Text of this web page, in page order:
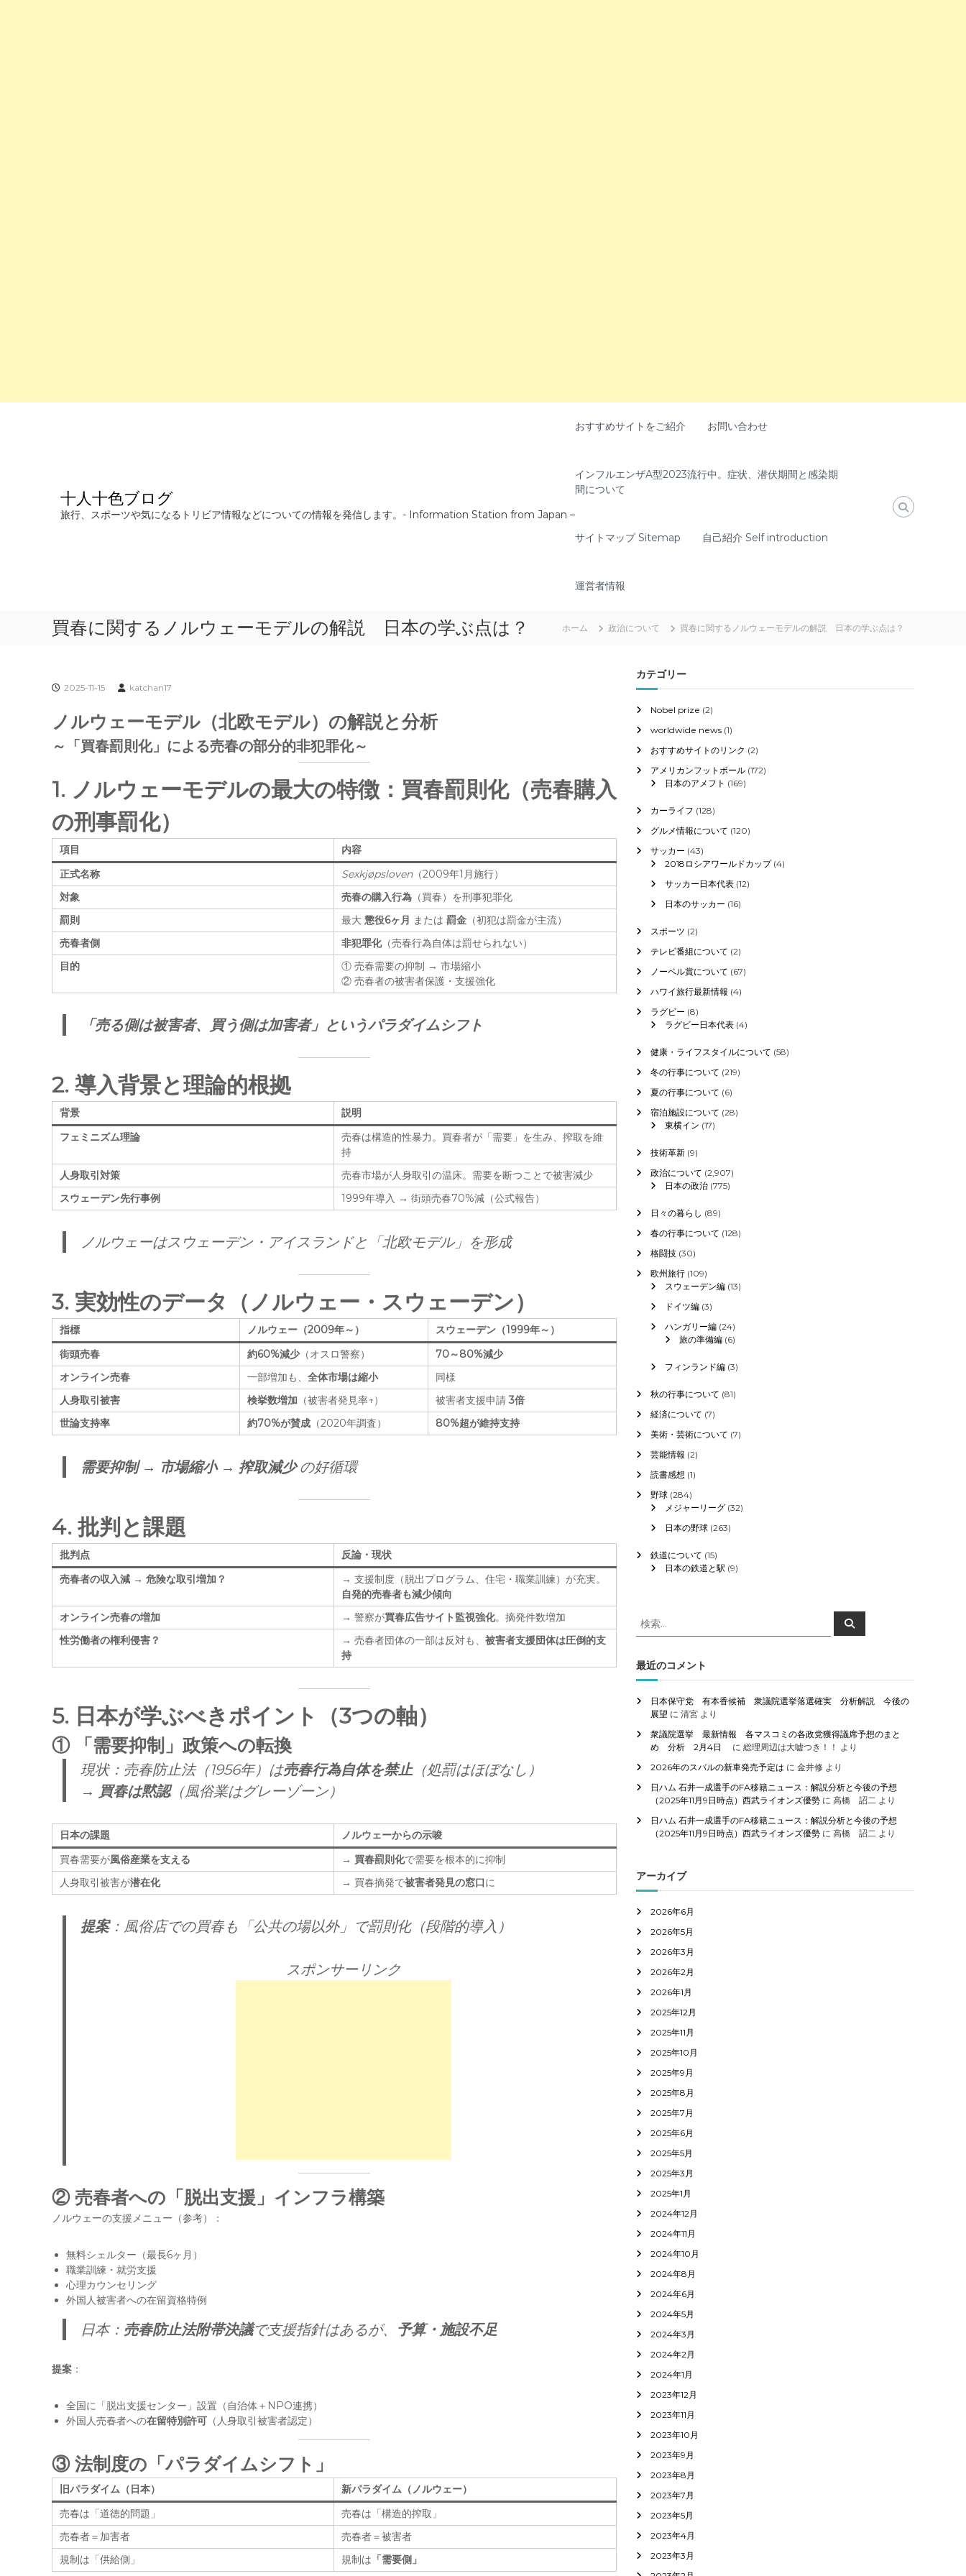
十人十色ブログ
旅行、スポーツや気になるトリビア情報などについての情報を発信します。- Information Station from Japan –
おすすめサイトをご紹介 お問い合わせ
インフルエンザA型2023流行中。症状、潜伏期間と感染期
間について
サイトマップ Sitemap 自己紹介 Self introduction
運営者情報
買春に関するノルウェーモデルの解説 日本の学ぶ点は？ ホーム 政治について 買春に関するノルウェーモデルの解説 日本の学ぶ点は？
2025-11-15 katchan17
ノルウェーモデル（北欧モデル）の解説と分析
～「買春罰則化」による売春の部分的非犯罪化～
1. ノルウェーモデルの最大の特徴： 買春罰則化（売春購入
の刑事罰化）
項目
内容
正式名称
Sexkjøpsloven（2009年1月施行）
対象
売春の購入行為 （買春）を刑事犯罪化
罰則
最大 懲役6ヶ月 または 罰金 （初犯は罰金が主流）
売春者側
非犯罪化（売春行為自体は罰せられない）
目的
① 売春需要の抑制 → 市場縮小
② 売春者の被害者保護・支援強化
「売る側は被害者、買う側は加害者」というパラダイムシフト
2. 導入背景と理論的根拠
背景
説明
フェミニズム理論
売春は構造的性暴力。買春者が「需要」を生み、搾取を維
持
人身取引対策
売春市場が人身取引の温床。需要を断つことで被害減少
スウェーデン先行事例
1999年導入 → 街頭売春70%減（公式報告）
ノルウェーはスウェーデン・アイスランドと「北欧モデル」を形成
3. 実効性のデータ（ノルウェー・スウェーデン）
指標 ノルウェー（2009年～）
スウェーデン（1999年～）
街頭売春
約60%減少（オスロ警察）
70～80%減少
オンライン売春
一部増加も、 全体市場は縮小
同様
人身取引被害
検挙数増加 （被害者発見率↑） 被害者支援申請3倍
世論支持率
約70%が賛成 （2020年調査） 80%超が維持支持
需要抑制 → 市場縮小 → 搾取減少の好循環
4. 批判と課題
批判点
反論・現状
売春者の収入減 → 危険な取引増加？
→ 支援制度（脱出プログラム、住宅・職業訓練）が充実。
自発的売春者も減少傾向
オンライン売春の増加
→ 警察が買春広告サイト監視強化。摘発件数増加
性労働者の権利侵害？
→ 売春者団体の一部は反対も、 被害者支援団体は圧倒的支
持
5. 日本が学ぶべきポイント（3つの軸）
① 「需要抑制」政策への転換
現状：売春防止法（1956年）は売春行為自体を禁止（処罰はほぼなし）
→ 買春は黙認（風俗業はグレーゾーン）
日本の課題
ノルウェーからの示唆
買春需要が風俗産業を支える → 買春罰則化で需要を根本的に抑制
人身取引被害が潜在化 → 買春摘発で被害者発見の窓口に
提案：風俗店での買春も「公共の場以外」で罰則化（段階的導入）
スポンサーリンク
② 売春者への「脱出支援」インフラ構築
ノルウェーの支援メニュー（参考）：
無料シェルター（最長6ヶ月）
職業訓練・就労支援
心理カウンセリング
外国人被害者への在留資格特例
日本： 売春防止法附帯決議で支援指針はあるが、 予算・施設不足
提案 ：
全国に「脱出支援センター」設置（自治体＋NPO連携）
外国人売春者への在留特別許可 （人身取引被害者認定）
③ 法制度の「パラダイムシフト」
旧パラダイム（日本）
新パラダイム（ノルウェー）
売春は「道徳的問題」
売春は「構造的搾取」
売春者＝加害者
売春者＝被害者
規制は「供給側」
規制は 「需要側」
カテゴリー
Nobel prize (2)
worldwide news (1)
おすすめサイトのリンク (2)
アメリカンフットボール (172)
日本のアメフト (169)
カーライフ (128)
グルメ情報について (120)
サッカー (43)
2018ロシアワールドカップ(4)
サッカー日本代表 (12)
日本のサッカー (16)
スポーツ (2)
テレビ番組について (2)
ノーベル賞について (67)
ハワイ旅行最新情報 (4)
ラグビー (8)
ラグビー日本代表 (4)
健康・ライフスタイルについて (58)
冬の行事について (219)
夏の行事について (6)
宿泊施設について (28)
東横イン (17)
技術革新 (9)
政治について (2,907)
日本の政治 (775)
日々の暮らし (89)
春の行事について (128)
格闘技 (30)
欧州旅行 (109)
スウェーデン編 (13)
ドイツ編 (3)
ハンガリー編 (24)
旅の準備編 (6)
フィンランド編 (3)
秋の行事について (81)
経済について (7)
美術・芸術について (7)
芸能情報 (2)
読書感想 (1)
野球 (284)
メジャーリーグ (32)
日本の野球 (263)
鉄道について (15)
日本の鉄道と駅 (9)
検
索
象
:
検
索
最近のコメント
日本保守党 有本香候補 衆議院選挙落選確実 分析解説 今後の
展望 に清宮 より
衆議院選挙 最新情報 各マスコミの各政党獲得議席予想のまと
め 分析 2月4日
に総理周辺は大嘘つき！！ より
2026年のスバルの新車発売予定は に金井修 より
日ハム 石井一成選手のFA移籍ニュース：解説分析と今後の予想
（2025年11月9日時点）西武ライオンズ優勢 に高橋 詔二 より
日ハム 石井一成選手のFA移籍ニュース：解説分析と今後の予想
（2025年11月9日時点）西武ライオンズ優勢 に高橋 詔二 より
アーカイブ
2026年6月
2026年5月
2026年3月
2026年2月
2026年1月
2025年12月
2025年11月
2025年10月
2025年9月
2025年8月
2025年7月
2025年6月
2025年5月
2025年3月
2025年1月
2024年12月
2024年11月
2024年10月
2024年8月
2024年6月
2024年5月
2024年3月
2024年2月
2024年1月
2023年12月
2023年11月
2023年10月
2023年9月
2023年8月
2023年7月
2023年5月
2023年4月
2023年3月